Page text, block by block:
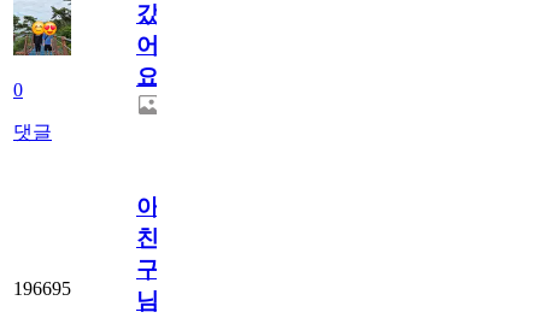
0
댓글
갔
어
요.
196695
아.
친
구
님